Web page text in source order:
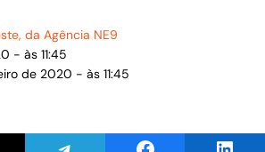
, da Agência NE9
- às 11:45
de 2020 - às 11:45
on ThreadsShare on TelegramShare on Facebook